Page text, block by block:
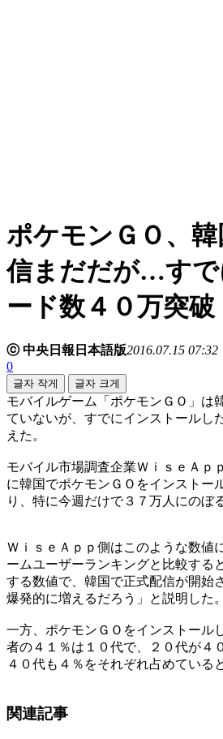
ポケモンＧＯ、
信まだだが…すで
ード数４０万突破
ⓒ 中央日報日本語版2016.07.15 07:32
0
글자 작게 글자 크게
モバイルゲーム「ポケモンＧＯ」は
ていないが、すでにインストールし
えた。
モバイル市場調査企業ＷｉｓｅＡｐ
に韓国でポケモンＧＯをインストー
り、特に今週だけで３７万人にのぼ
ＷｉｓｅＡｐｐ側はこのような数値
ームユーザーランキングと比較する
する数値で、韓国で正式配信が開始
爆発的に増えるだろう」と説明した。
一方、ポケモンＧＯをインストール
者の４１％は１０代で、２０代が４
４０代も４％をそれぞれ占めている
関連記事